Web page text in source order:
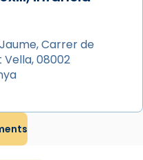
raïms aigualits;
els dits»,
Carrer de
Vella, 08002